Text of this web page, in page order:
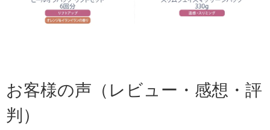
お客様の声（レビュー・感想・評
判）